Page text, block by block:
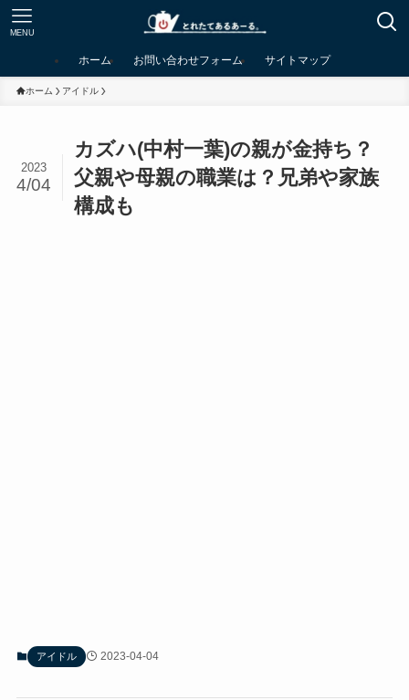
MENU
ホーム お問い合わせフォーム サイトマップ
ホーム アイドル
カズハ(中村一葉)の親が金持ち？
父親や母親の職業は？兄弟や家族
構成も
2023
4/04
アイドル 2023-04-04